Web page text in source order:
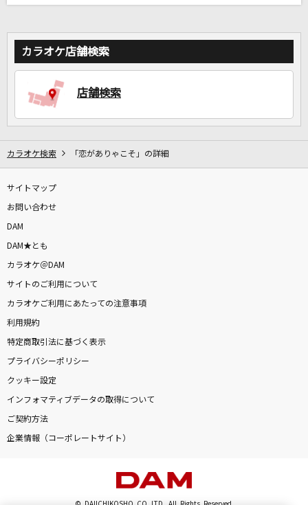
カラオケ店舗検索
店舗検索
カラオケ検索 「恋がありゃこそ」の詳細
サイトマップ
お問い合わせ
DAM
DAM★とも
カラオケ＠DAM
サイトのご利用について
カラオケご利用にあたっての注意事項
利用規約
特定商取引法に基づく表示
プライバシーポリシー
クッキー設定
インフォマティブデータの取得について
ご契約方法
企業情報（コーポレートサイト）
© DAIICHIKOSHO CO.,LTD. All Rights Reserved.